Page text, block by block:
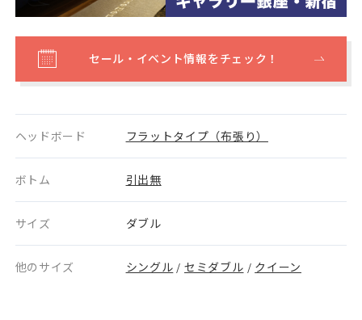
セール・イベント情報をチェック！
ヘッドボード フラットタイプ（布張り）
ボトム 引出無
サイズ ダブル
他のサイズ シングル / セミダブル / クイーン